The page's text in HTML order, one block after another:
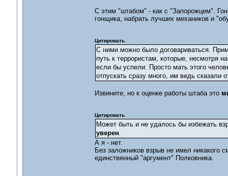
С этим "штабом" - как с "Запорожцем".
гонщика, набрать лучших механиков и
Цитировать
С ними можно было договариваться.
путь к террористам, которые, несмотря
если бы успели. Просто мать этого
отпускать сразу много, им ведь
Извините, но к оценке работы штаба это
Цитировать
Может быть и не удалось бы избежать
уверен
А я - нет.
Без заложников взрыв не имел никакого
единственный "аргумент" Полковника.